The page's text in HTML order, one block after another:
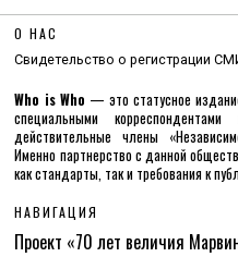
О НАС
Свидетельство о регистрации
Who is Who — это статусное
специальными
действительные члены
Именно партнерство с данной
как стандарты, так и требования к
НАВИГАЦИЯ
Проект «70 лет величия